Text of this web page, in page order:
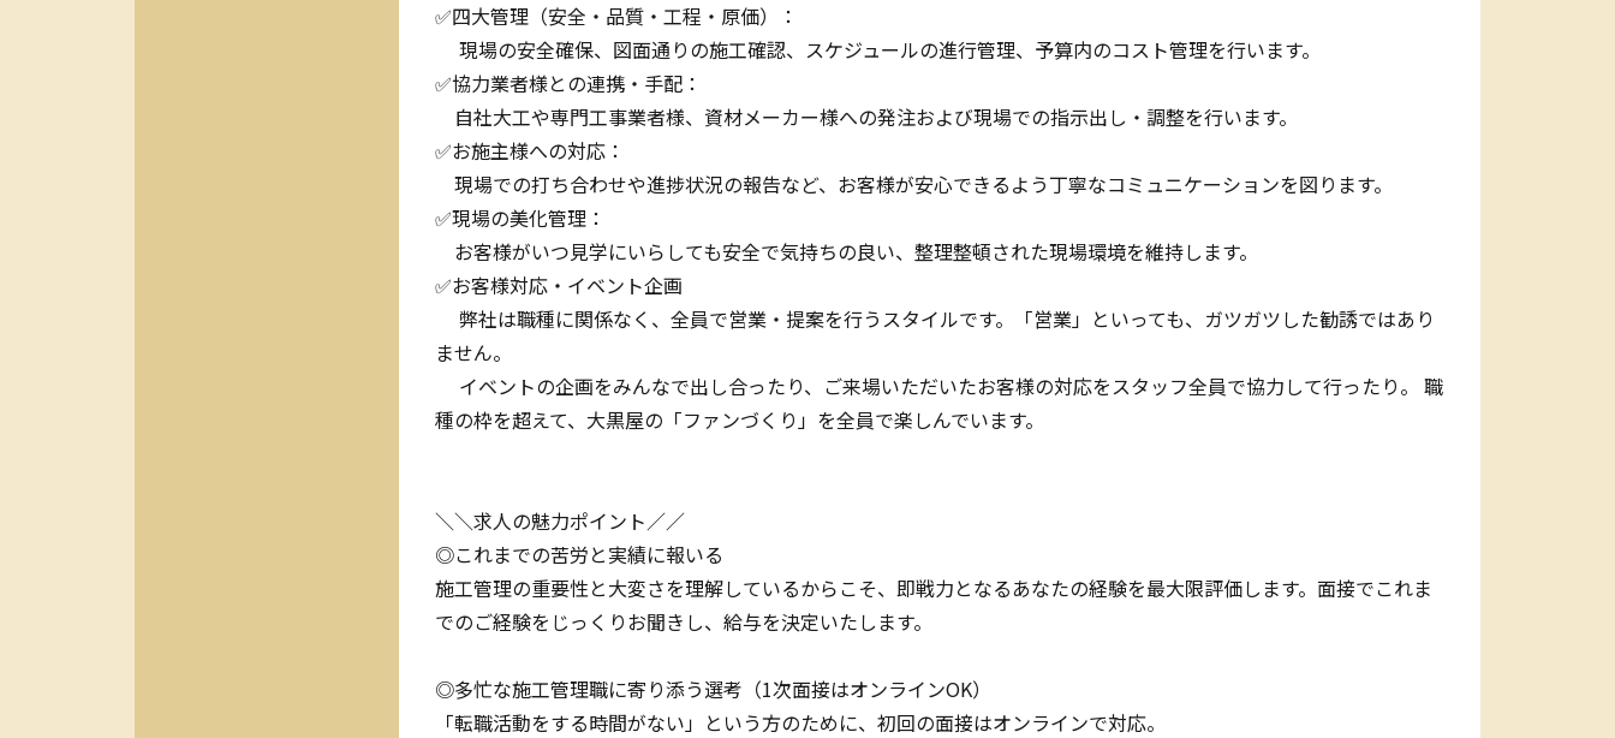
✅四大管理（安全・品質・工程・原価）：
現場の安全確保、図面通りの施工確認、スケジュールの進行管理、予算内のコスト管理を行います。
✅協力業者様との連携・手配：
自社大工や専門工事業者様、資材メーカー様への発注および現場での指示出し・調整を行います。
✅お施主様への対応：
現場での打ち合わせや進捗状況の報告など、お客様が安心できるよう丁寧なコミュニケーションを図ります。
✅現場の美化管理：
お客様がいつ見学にいらしても安全で気持ちの良い、整理整頓された現場環境を維持します。
✅お客様対応・イベント企画
弊社は職種に関係なく、全員で営業・提案を行うスタイルです。「営業」といっても、ガツガツした勧誘ではあり
ません。
イベントの企画をみんなで出し合ったり、ご来場いただいたお客様の対応をスタッフ全員で協力して行ったり。 職
種の枠を超えて、大黒屋の「ファンづくり」を全員で楽しんでいます。
＼＼求人の魅力ポイント／／
◎これまでの苦労と実績に報いる
施工管理の重要性と大変さを理解しているからこそ、即戦力となるあなたの経験を最大限評価します。面接でこれま
でのご経験をじっくりお聞きし、給与を決定いたします。
◎多忙な施工管理職に寄り添う選考（1次面接はオンラインOK）
「転職活動をする時間がない」という方のために、初回の面接はオンラインで対応。